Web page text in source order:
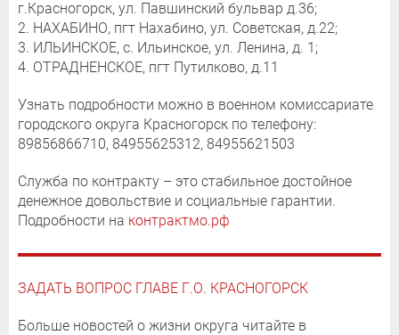
г.Красногорск, ул. Павшинский бульвар д.36;
2. НАХАБИНО, пгт Нахабино, ул. Советская, д.22;
3. ИЛЬИНСКОЕ, с. Ильинское, ул. Ленина, д. 1;
4. ОТРАДНЕНСКОЕ, пгт Путилково, д.11
Узнать подробности можно в военном комиссариате
городского округа Красногорск по телефону:
89856866710, 84955625312, 84955621503
Служба по контракту – это стабильное достойное
денежное довольствие и социальные гарантии.
Подробности на контрактмо.рф
ЗАДАТЬ ВОПРОС ГЛАВЕ Г.О. КРАСНОГОРСК
Больше новостей о жизни округа читайте в